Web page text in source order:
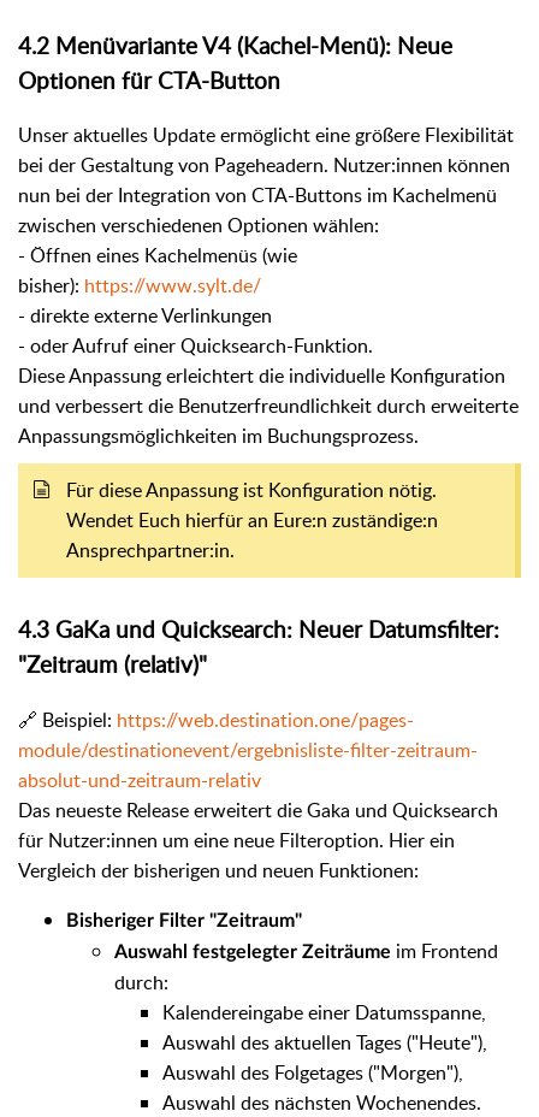
4.2 Menüvariante V4 (Kachel-Menü): Neue
Optionen für CTA-Button
Unser aktuelles Update ermöglicht eine größere Flexibilität
bei der Gestaltung von Pageheadern. Nutzer:innen können
nun bei der Integration von CTA-Buttons im Kachelmenü
zwischen verschiedenen Optionen wählen:
- Öffnen eines Kachelmenüs (wie
bisher): https://www.sylt.de/
- direkte externe Verlinkungen
- oder Aufruf einer Quicksearch-Funktion.
Diese Anpassung erleichtert die individuelle Konfiguration
und verbessert die Benutzerfreundlichkeit durch erweiterte
Anpassungsmöglichkeiten im Buchungsprozess.
Für diese Anpassung ist Konfiguration nötig.
Wendet Euch hierfür an Eure:n zuständige:n
Ansprechpartner:in.
4.3 GaKa und Quicksearch: Neuer Datumsfilter:
"Zeitraum (relativ)"
🔗 Beispiel: https://web.destination.one/pages-
module/destinationevent/ergebnisliste-filter-zeitraum-
absolut-und-zeitraum-relativ
Das neueste Release erweitert die Gaka und Quicksearch
für Nutzer:innen um eine neue Filteroption. Hier ein
Vergleich der bisherigen und neuen Funktionen:
Bisheriger Filter "Zeitraum"
Auswahl festgelegter Zeiträume im Frontend
durch:
Kalendereingabe einer Datumsspanne,
Auswahl des aktuellen Tages ("Heute"),
Auswahl des Folgetages ("Morgen"),
Auswahl des nächsten Wochenendes.